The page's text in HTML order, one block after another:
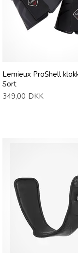
Lemieux ProShell
Sort
349,00 DKK